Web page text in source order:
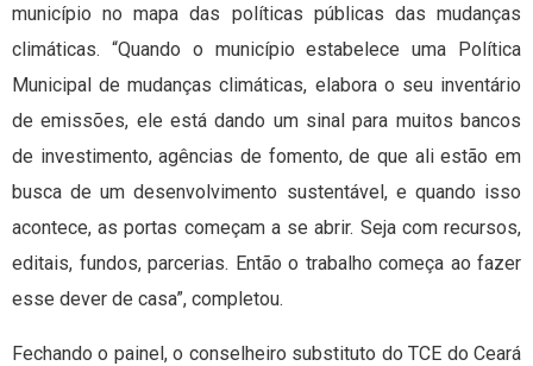
município no mapa das políticas públicas das mudanças
climáticas. “Quando o município estabelece uma Política
Municipal de mudanças climáticas, elabora o seu inventário
de emissões, ele está dando um sinal para muitos bancos
de investimento, agências de fomento, de que ali estão em
busca de um desenvolvimento sustentável, e quando isso
acontece, as portas começam a se abrir. Seja com recursos,
editais, fundos, parcerias. Então o trabalho começa ao fazer
esse dever de casa”, completou.
Fechando o painel, o conselheiro substituto do TCE do Ceará